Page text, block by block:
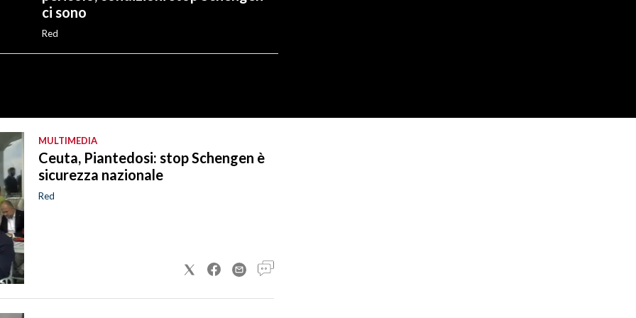
ci sono
Red
MULTIMEDIA
Ceuta, Piantedosi: stop Schengen è
sicurezza nazionale
Red